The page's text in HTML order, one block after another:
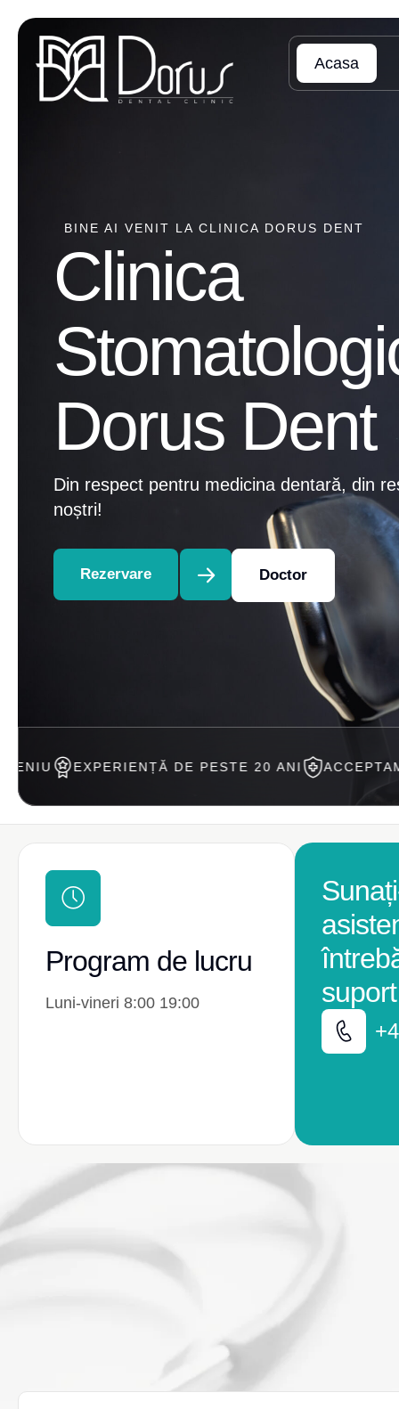
Acasa
BINE AI VENIT LA CLINICA DORUS DENT
Clinica
Dorus Dent
Din respect pentru medicina dentară, din
noștri!
Rezervare Doctor
DE PESTE 20 ANI ACCEPTAM TRATAMENT
Program de lucru
Luni-vineri 8:00 19:00